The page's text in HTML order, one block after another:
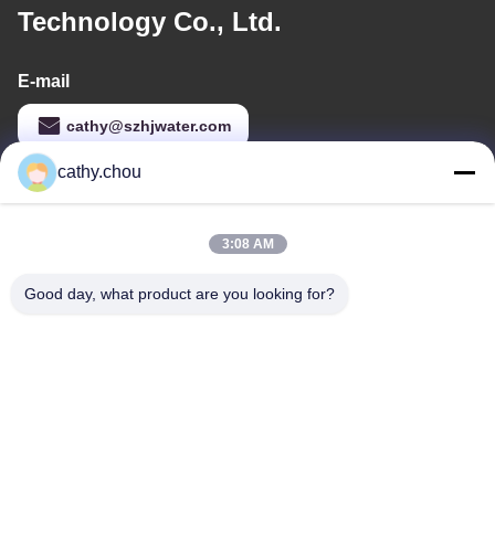
Technology Co., Ltd.
E-mail
cathy@szhjwater.com
Η διεύθυνσή μας
Valley, Κοινότητα Xinsheng, Οδός Longgang, Περιοχή Longgang,
cathy.chou
3:08 AM
Good day, what product are you looking for?